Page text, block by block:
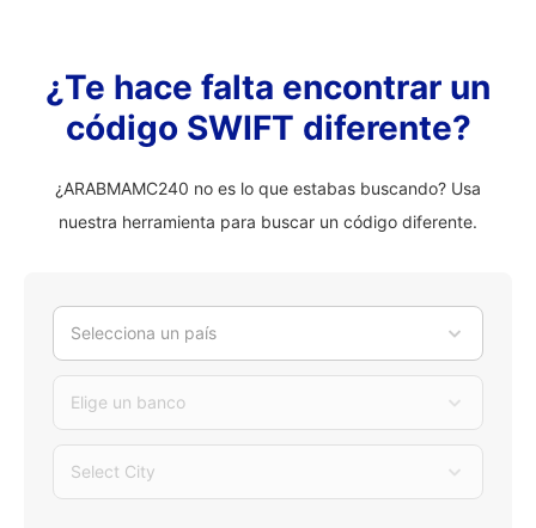
¿Te hace falta encontrar un
código SWIFT diferente?
¿ARABMAMC240 no es lo que estabas buscando? Usa
nuestra herramienta para buscar un código diferente.
Selecciona un país
Elige un banco
Select City